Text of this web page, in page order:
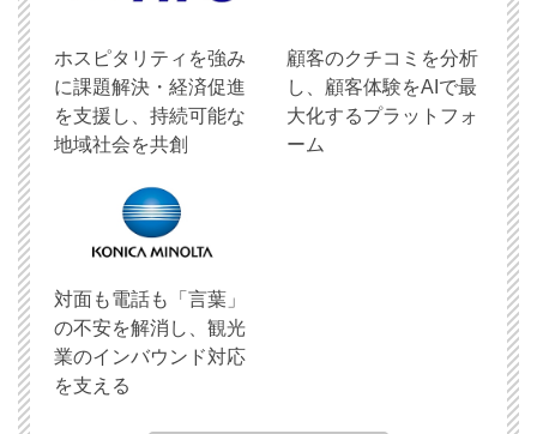
ホスピタリティを強み
に課題解決・経済促進
を支援し、持続可能な
地域社会を共創
顧客のクチコミを分析
し、顧客体験をAIで最
大化するプラットフォ
ーム
対面も電話も「言葉」
の不安を解消し、観光
業のインバウンド対応
を支える